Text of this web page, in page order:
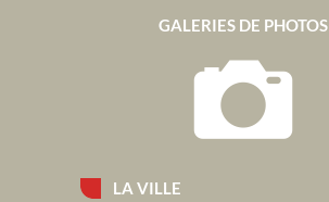
LA VILLE
GALERIES DE PHOTOS